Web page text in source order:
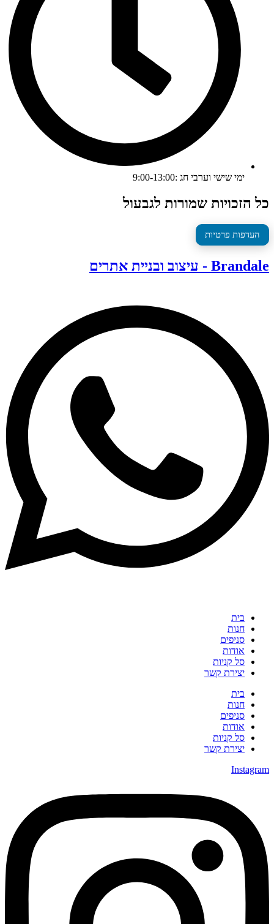
ימי שישי וערבי חג :9:00-13:00
כל הזכויות שמורות לגבעול
העדפות פרטיות
Brandale - עיצוב ובניית אתרים
בית
חנות
סניפים
אודות
סל קניות
יצירת קשר
בית
חנות
סניפים
אודות
סל קניות
יצירת קשר
Instagram